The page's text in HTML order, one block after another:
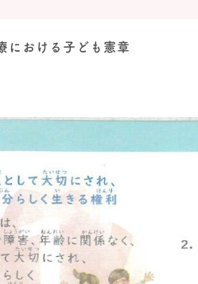
における子ども憲章